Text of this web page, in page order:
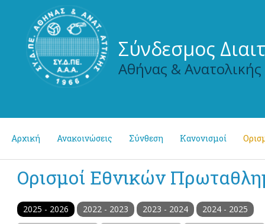
Σύνδεσμος
Αθήνας & Ανατολικής
Αρχική Ανακοινώσεις Σύνθεση Κανονισμοί
Ορισμοί Εθνικών
2025 - 2026 2022 - 2023 2023 - 2024
2024 - 2025